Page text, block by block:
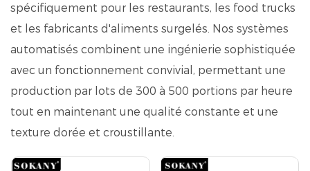
spécifiquement pour les restaurants, les food trucks
et les fabricants d'aliments surgelés. Nos systèmes
automatisés combinent une ingénierie sophistiquée
avec un fonctionnement convivial, permettant une
production par lots de 300 à 500 portions par heure
tout en maintenant une qualité constante et une
texture dorée et croustillante.